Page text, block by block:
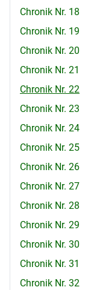
Chronik Nr. 18
Chronik Nr. 19
Chronik Nr. 20
Chronik Nr. 21
Chronik Nr. 22
Chronik Nr. 23
Chronik Nr. 24
Chronik Nr. 25
Chronik Nr. 26
Chronik Nr. 27
Chronik Nr. 28
Chronik Nr. 29
Chronik Nr. 30
Chronik Nr. 31
Chronik Nr. 32